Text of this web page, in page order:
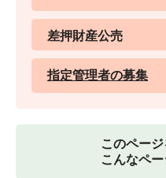
差押財産公売
指定管理者の募集
このペー
こんなペ